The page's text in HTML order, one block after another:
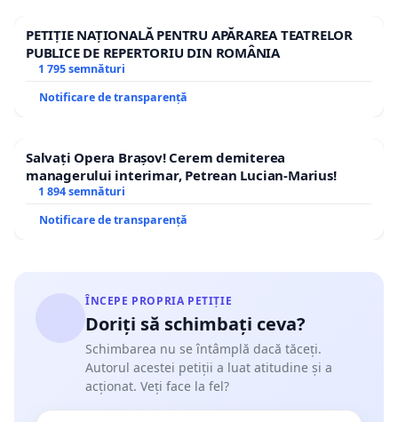
PETIȚIE NAȚIONALĂ PENTRU APĂRAREA TEATRELOR
PUBLICE DE REPERTORIU DIN ROMÂNIA
1 795 semnături
Notificare de transparență
Salvați Opera Brașov! Cerem demiterea
managerului interimar, Petrean Lucian-Marius!
1 894 semnături
Notificare de transparență
ÎNCEPE PROPRIA PETIȚIE
Doriți să schimbați ceva?
Schimbarea nu se întâmplă dacă tăceți.
Autorul acestei petiții a luat atitudine și a
acționat. Veți face la fel?